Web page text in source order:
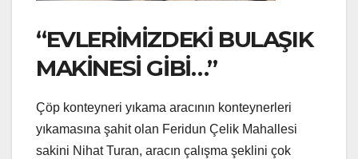
“EVLERİMİZDEKİ BULAŞIK
MAKİNESİ GİBİ…”
Çöp konteyneri yıkama aracının konteynerleri
yıkamasına şahit olan Feridun Çelik Mahallesi
sakini Nihat Turan, aracın çalışma şeklini çok